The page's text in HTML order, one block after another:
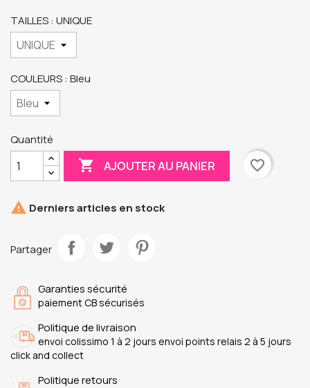
TAILLES : UNIQUE
COULEURS : Bleu
Quantité
 AJOUTER AU PANIER favorite_border
 Derniers articles en stock
Partager
Garanties sécurité
paiement CB sécurisés
Politique de livraison
envoi colissimo 1 à 2 jours envoi points relais 2 à 5 jours
click and collect
Politique retours